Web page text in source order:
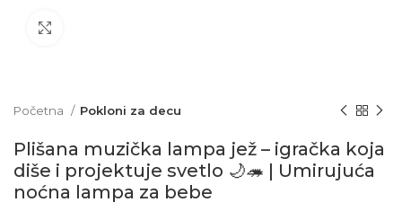
Početna Pokloni za decu
Plišana muzička lampa jež – igračka koja
diše i projektuje svetlo 🌙🦔 | Umirujuća
noćna lampa za bebe